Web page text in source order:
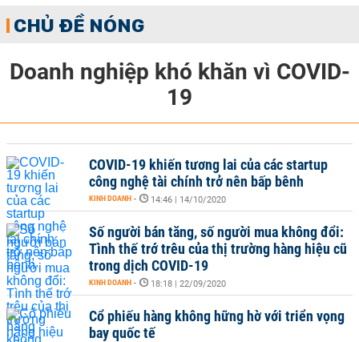
CHỦ ĐỀ NÓNG
Doanh nghiệp khó khăn vì COVID-
19
COVID-19 khiến tương lai của các startup
công nghệ tài chính trở nên bấp bênh
KINH DOANH - 14:46 | 14/10/2020
Số người bán tăng, số người mua không đổi:
Tình thế trớ trêu của thị trường hàng hiệu cũ
trong dịch COVID-19
KINH DOANH - 18:18 | 22/09/2020
Cổ phiếu hàng không hững hờ với triển vọng
bay quốc tế